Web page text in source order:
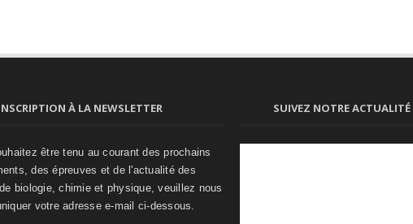
À LA NEWSLETTER
être tenu au courant des prochains
des épreuves et de l'actualité des
biologie, chimie et physique, veuillez nous
votre adresse e-mail ci-dessous.
SUIVEZ NOTRE